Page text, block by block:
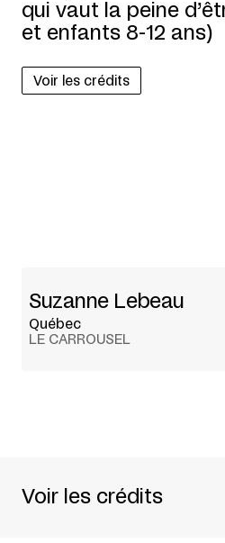
qui vaut la peine
et enfants 8-12 ans)
Voir les crédits
Suzanne Lebeau
Québec
LE CARROUSEL
Voir les crédits